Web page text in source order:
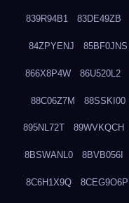
839R94B1 83DE49ZB
84ZPYENJ 85BF0JNS
866X8P4W 86U520L2
88C06Z7M 88SSKI00
895NL72T 89WVKQCH
8BSWANL0 8BVB056I
8C6H1X9Q 8CEG9O6P